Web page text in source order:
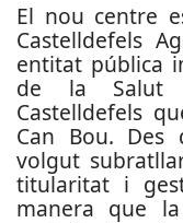
El nou centre
Castelldefels
entitat pública
de la Salut
Castelldefels
Can Bou. Des
volgut
titularitat i
manera que